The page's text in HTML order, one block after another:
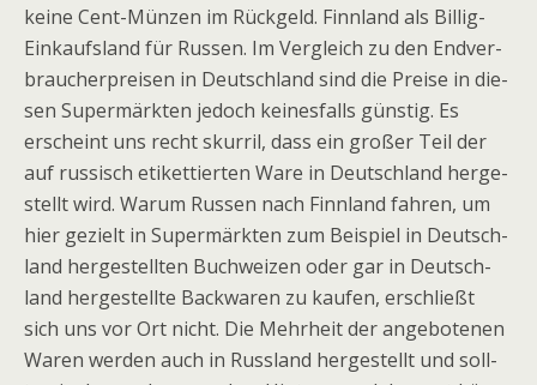
keine Cent-Mün­zen im Rück­geld. Finn­land als Bil­lig-
Ein­kaufs­land für Rus­sen. Im Ver­gleich zu den End­ver­
brau­cher­prei­sen in Deutsch­land sind die Preise in die­
sen Super­märk­ten jedoch kei­nes­falls güns­tig. Es
erscheint uns recht skur­ril, dass ein gro­ßer Teil der
auf rus­sisch eti­ket­tier­ten Ware in Deutsch­land her­ge­
stellt wird. Warum Rus­sen nach Finn­land fah­ren, um
hier gezielt in Super­märk­ten zum Bei­spiel in Deutsch­
land her­ge­stell­ten Buch­wei­zen oder gar in Deutsch­
land her­ge­stellte Back­wa­ren zu kau­fen, erschließt
sich uns vor Ort nicht. Die Mehr­heit der ange­bo­te­nen
Waren wer­den auch in Russ­land her­ge­stellt und soll­